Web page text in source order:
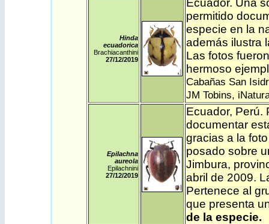
Hinda
ecuadorica
Brachiacanthini
27/12/2019
Ecuador. Una
permitido
especie en la
además ilustra
Las fotos
hermoso
Cabañas San
JM Tobins,
Epilachna
aureola
Epilachnini
27/12/2019
Ecuador, Perú.
documentar
gracias a la
posado sobre
Jimbura,
abril de 2009.
Pertenece al
que presenta
de la especie.